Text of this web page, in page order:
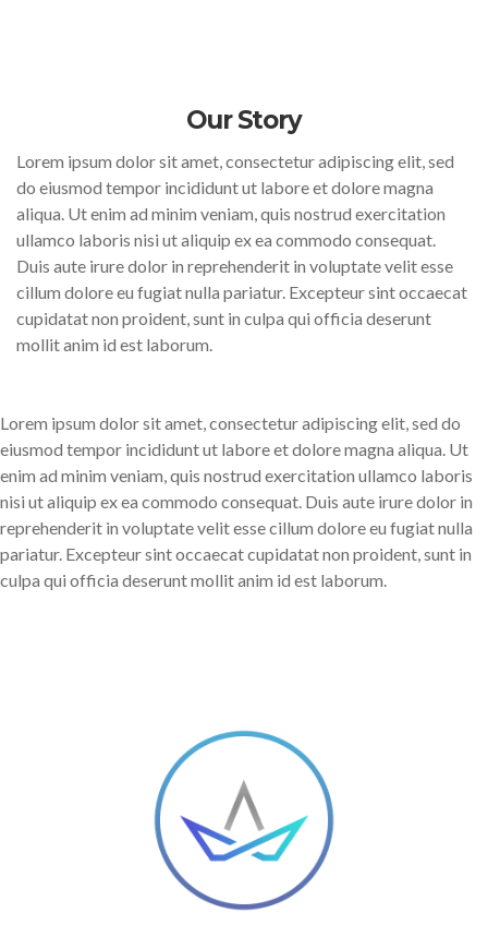
Our Story
Lorem ipsum dolor sit amet, consectetur adipiscing elit, sed
do eiusmod tempor incididunt ut labore et dolore magna
aliqua. Ut enim ad minim veniam, quis nostrud exercitation
ullamco laboris nisi ut aliquip ex ea commodo consequat.
Duis aute irure dolor in reprehenderit in voluptate velit esse
cillum dolore eu fugiat nulla pariatur. Excepteur sint occaecat
cupidatat non proident, sunt in culpa qui officia deserunt
mollit anim id est laborum.
Lorem ipsum dolor sit amet, consectetur adipiscing elit, sed do
eiusmod tempor incididunt ut labore et dolore magna aliqua. Ut
enim ad minim veniam, quis nostrud exercitation ullamco laboris
nisi ut aliquip ex ea commodo consequat. Duis aute irure dolor in
reprehenderit in voluptate velit esse cillum dolore eu fugiat nulla
pariatur. Excepteur sint occaecat cupidatat non proident, sunt in
culpa qui officia deserunt mollit anim id est laborum.